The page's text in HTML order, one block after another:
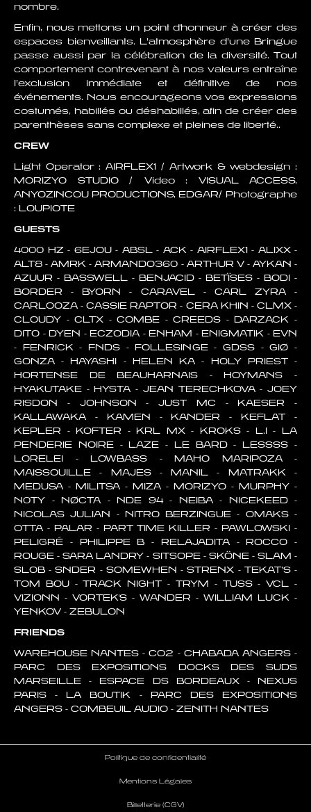
nombre.
Enfin, nous mettons un point d'honneur à créer des
espaces bienveillants. L’atmosphère d’une Bringue
passe aussi par la célébration de la diversité. Tout
comportement contrevenant à nos valeurs entraîne
l’exclusion immédiate et définitive de nos
événements. Nous encourageons vos expressions
costumés, habillés ou déshabillés, afin de créer des
parenthèses sans complexe et pleines de liberté..
CREW
Light Operator : AIRFLEX1 / Artwork & webdesign :
MORIZYO STUDIO / Video : VISUAL ACCESS,
ANYOZINCOU PRODUCTIONS, EDGAR/ Photographe
: LOUPIOTE
GUESTS
4000 HZ - 6EJOU - ABSL - ACK - AIRFLEX1 - ALIXX -
ALT8 - AMRK - ARMANDO360 - ARTHUR V - AYKAN -
AZUUR - BASSWELL - BENJACID - BETÏSES - BODI -
BORDER - BYORN - CARAVEL - CARL ZYRA -
CARLOOZA - CASSIE RAPTOR - CERA KHIN - CLMX -
CLOUDY - CLTX - COMBE - CREEDS - DARZACK -
DITO - DYEN - ECZODIA - ENHAM - ENIGMATIK - EVN
- FENRICK - FNDS - FOLLESINGE - GDSS - GIØ -
GONZA - HAYASHI - HELEN KA - HOLY PRIEST -
HORTENSE DE BEAUHARNAIS - HOYMANS -
HYAKUTAKE - HYSTA - JEAN TERECHKOVA - JOEY
RISDON - JOHNSON - JUST MC - KAESER -
KALLAWAKA - KAMEN - KANDER - KEFLAT -
KEPLER - KOFTER - KRL MX - KROKS - L.I - LA
PENDERIE NOIRE - LAZE - LE BARD - LESSSS -
LORELEI - LOWBASS - MAHO MARIPOZA -
MAISSOUILLE - MAJES - MANIL - MATRAKK -
MEDUSA - MILITSA - MIZA - MORIZYO - MURPHY -
N0TY - NØCTA - NDE 94 - NEIBA - NICEKEED -
NICOLAS JULIAN - NITRO BERZINGUE - OMAKS -
OTTA - PALAR - PART TIME KILLER - PAWLOWSKI -
PELIGRÉ - PHILIPPE B - RELAJADITA - ROCCO -
ROUGE - SARA LANDRY - SITSOPE - SKÖNE - SLAM -
SLOB - SNDER - SOMEWHEN - STRENX - TEKAT’S -
TOM BOU - TRACK NIGHT - TRYM - TUSS - VCL -
VIZIONN - VORTEK'S - WANDER - WILLIAM LUCK -
YENKOV - ZEBULON
FRIENDS
WAREHOUSE NANTES - CO2 - CHABADA ANGERS -
PARC DES EXPOSITIONS DOCKS DES SUDS
MARSEILLE - ESPACE DS BORDEAUX - NEXUS
PARIS - LA BOUTIK - PARC DES EXPOSITIONS
ANGERS - COMBEUIL AUDIO - ZENITH NANTES
Politique de confidentialité
Mentions Légales
Billetterie (CGV)